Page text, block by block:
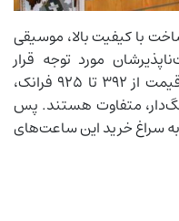
با کیفیت بالا، موسیقی
مورد توجه قرار
گرفته‌اند. ساعت‌ها از نظر کیفیت و قیمت از 392 تا 925 فرانک،
متفاوت هستند. پس
سراغ خرید این ساعت‌های